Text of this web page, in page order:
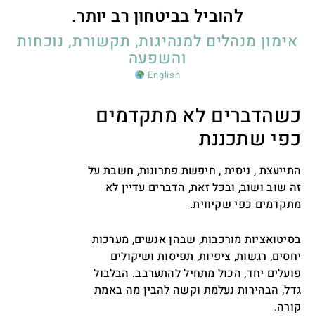
אימון מנהלים למנהיגות, תקשורת, נוכחות
והשפעה
להוביל בביטחון רב יותר.
English
כשהדברים לא מתקדמים
כפי שתכננת
התייעצת , ניסית , חיפשת פתרונות, חשבת על
זה שוב ושוב, ובכל זאת, הדברים עדיין לא
מתקדמים כפי שקיווית.
בסיטואציות מורכבות, שבהן אנשים, מערכות
יחסים, רגשות, ציפיות, תפיסות ושיקולים
פועלים יחד, הכול מתחיל להתערבב. הבלבול
גדל, הבהירות נעלמת וקשה להבין מה באמת
קורה.